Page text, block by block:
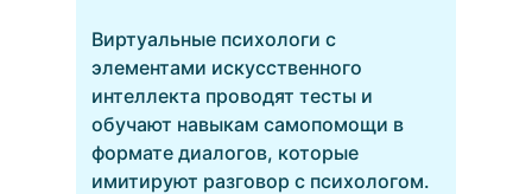
Виртуальные психологи с
элементами искусственного
интеллекта проводят тесты и
обучают навыкам самопомощи в
формате диалогов, которые
имитируют разговор с психологом.